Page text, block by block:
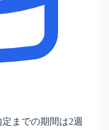
までの期間は2週